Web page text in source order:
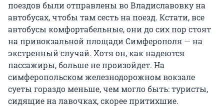
поездов были отправлены во Владиславовку на
автобусах, чтобы там сесть на поезд. Кстати, все
автобусы комфортабельные, они до сих пор стоят
на привокзальной площади Симферополя — на
экстренный случай. Хотя он, как надеются
пассажиры, больше не произойдет. На
симферопольском железнодорожном вокзале
суеты гораздо меньше, чем могло быть: туристы,
сидящие на лавочках, скорее притихшие.